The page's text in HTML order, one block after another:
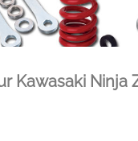
Kawasaki Ninja